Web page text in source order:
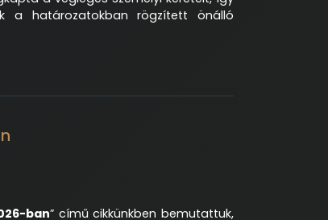
a határozatokban rögzített önálló
ban” című cikkünkben bemutattuk,